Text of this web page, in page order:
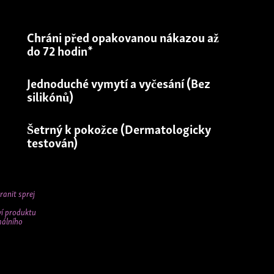
V balení šampon po ošetření pro
důkladné vymytí z vlasů
výskytu
in vivo
Chráni před opakovanou nákazou až
do 72 hodin*
Jednoduché vymytí a vyčesání (Bez
silikónů)
Šetrný k pokožce (Dermatologicky
testován)
sprej
produktu
DO 72 HODIN*